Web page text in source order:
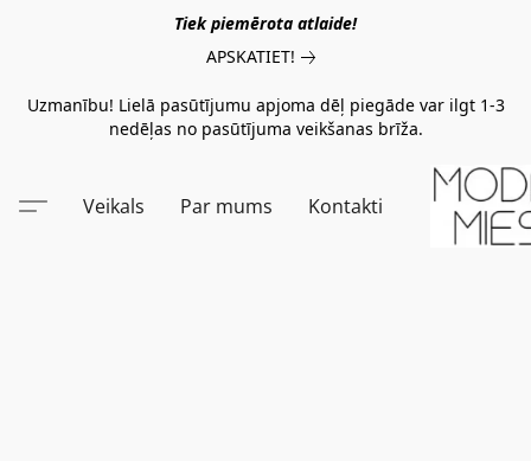
Tiek piemērota atlaide!
APSKATIET!
Uzmanību! Lielā pasūtījumu apjoma dēļ piegāde var ilgt 1-3
nedēļas no pasūtījuma veikšanas brīža.
Veikals Par mums Kontakti